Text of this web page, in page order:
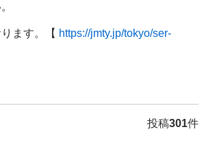
ます。【 https://jmty.jp/tokyo/ser-
投稿301件